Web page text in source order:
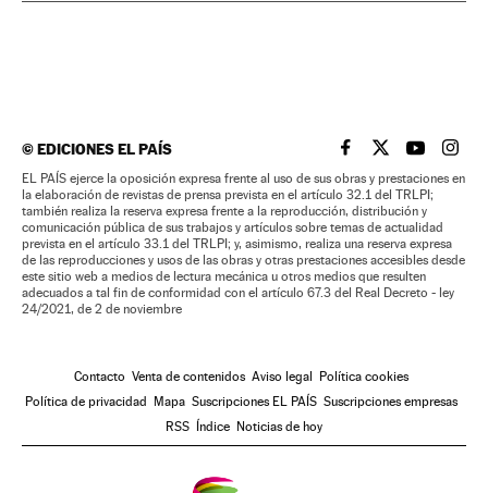
©EDICIONES EL PAÍS EL PAÍS BRASIL EN
EL PAÍSEL PAÍS
EL
EL PAÍS ejerce la oposición expresa frente al uso de sus obras y prestaciones en
la elaboración de revistas de prensa prevista en el artículo 32.1 del TRLPI;
también realiza la reserva expresa frente a la reproducción, distribución y
comunicación pública de sus trabajos y artículos sobre temas de actualidad
prevista en el artículo 33.1 del TRLPI; y, asimismo, realiza una reserva expresa
de las reproducciones y usos de las obras y otras prestaciones accesibles desde
este sitio web a medios de lectura mecánica u otros medios que resulten
adecuados a tal fin de conformidad con el artículo 67.3 del Real Decreto - ley
24/2021, de 2 de noviembre
Contacto Venta de contenidos Aviso legal Política cookies
Política de privacidad Mapa Suscripciones EL PAÍS Suscripciones empresas
RSS Índice Noticias de hoy